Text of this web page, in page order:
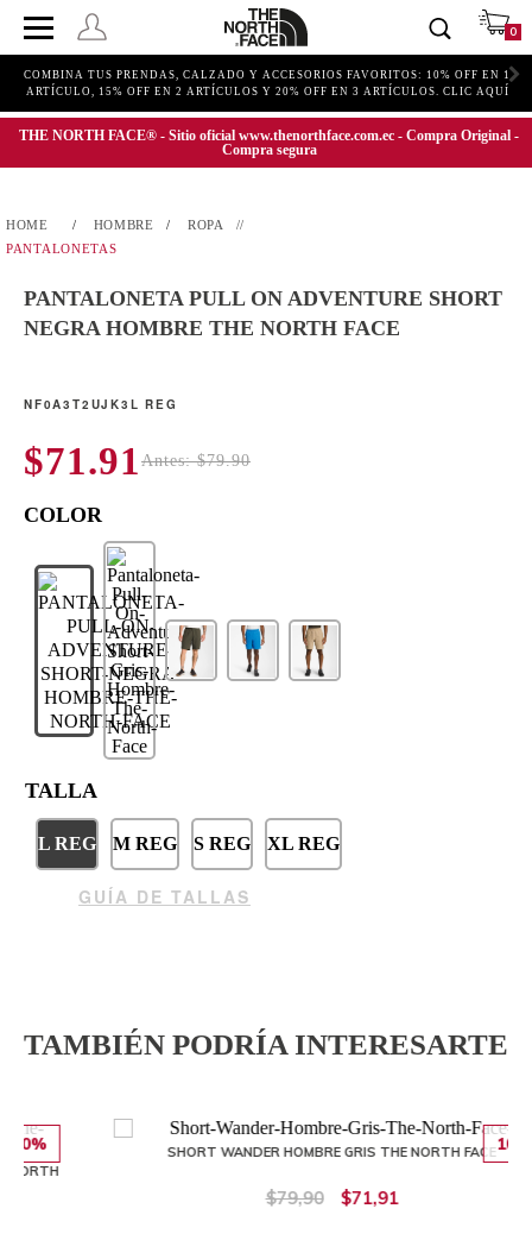
0
COMBINA TUS PRENDAS, CALZADO Y ACCESORIOS FAVORITOS: 10% OFF EN 1
ARTÍCULO, 15% OFF EN 2 ARTÍCULOS Y 20% OFF EN 3 ARTÍCULOS. CLIC AQUÍ
THE NORTH FACE® - Sitio oficial www.thenorthface.com.ec - Compra Original -
Compra segura
HOMBRE
ROPA
PANTALONETAS
PANTALONETA PULL ON ADVENTURE SHORT
NEGRA HOMBRE THE NORTH FACE
NF0A3T2UJK3L REG
$71.91 Antes: $79.90
TALLA
L REG M REG S REG XL REG
GUÍA DE TALLAS
TAMBIÉN PODRÍA INTERESARTE
10%
SHORT WANDER HOMBRE GRIS THE NORTH FACE
$71,91